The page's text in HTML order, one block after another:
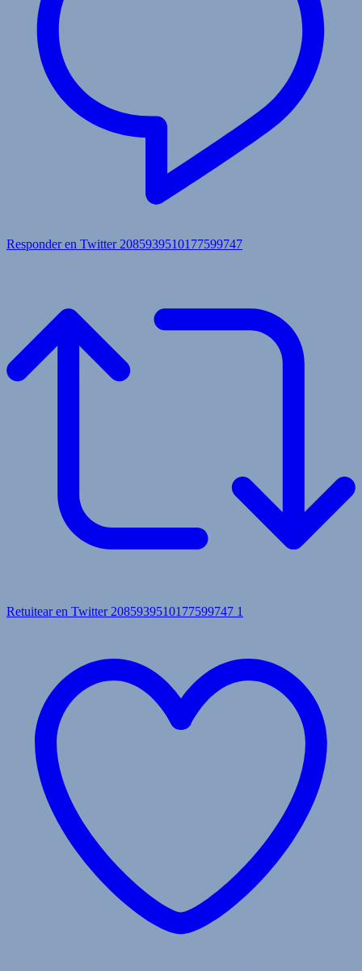
Responder en Twitter 2085939510177599747
Retuitear en Twitter 2085939510177599747 1